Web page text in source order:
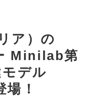
ア）の
Minilab第
デル
！